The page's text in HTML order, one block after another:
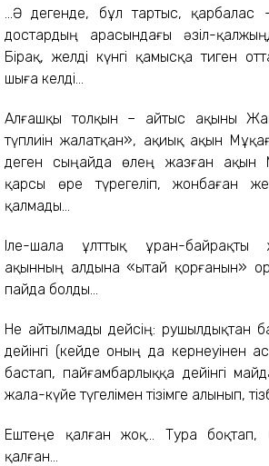
...Ә дегенде, бұл тартыс, қарбалас
достардың ара­сындағы әзіл-
Бірақ, желді күнгі қамысқа ти­ген
шыға келді...
Алғашқы толқын – айтыс ақыны
түплиін жалатқан», ақиық ақын
деген сыңайда өлең жазған ақын
қарсы өре түрегеліп, жонбаған
қалмады...
Іле-шала ұлттық ұран-байрақты
ақынның алдына «Қытай қорғанын»
пайда болды...
Не айтылмады дейсің: рушылдық­тан
дейінгі (кей­де оның да кернеуінен
бастап, пайғамбарлыққа дейінгі
жала-күйе түгелімен тізімге алынып,
Ештеңе қалған жоқ... Тура боқтап,
қалған...